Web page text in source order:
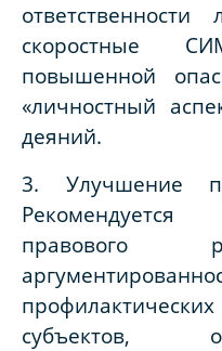
скоростные
повышенной
«личностный
деяний.
3. Улучшение
правового
субъектов,